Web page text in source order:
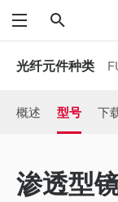
菜单
光纤元件种类
概述 型号 下
渗透型